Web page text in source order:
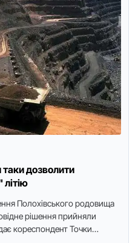
таки дозволити
Полохівського родовища
рішення прийняли
кореспондент Точки